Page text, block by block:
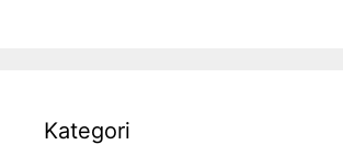
Kategori